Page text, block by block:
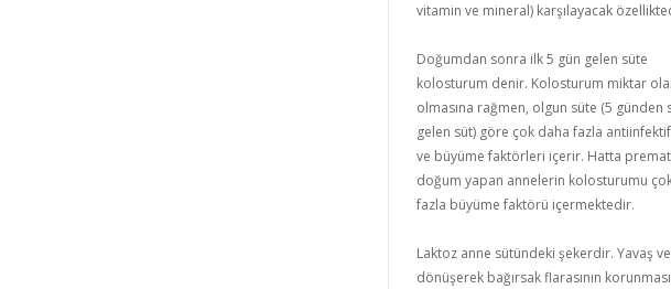
vitamin ve mineral) karşılayacak
Doğumdan sonra ilk 5 gün gelen süte
kolosturum denir. Kolosturum miktar
olmasına rağmen, olgun süte (5 günden
gelen süt) göre çok daha fazla
ve büyüme faktörleri içerir. Hatta
doğum yapan annelerin kolosturumu
fazla büyüme faktörü içermektedir.
Laktoz anne sütündeki şekerdir. Yavaş
dönüşerek bağırsak flarasının